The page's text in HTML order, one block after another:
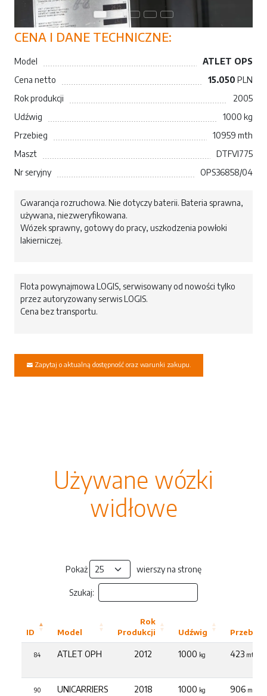
CENA I DANE TECHNICZNE:
Model
ATLET OPS
Cena netto
15.050 PLN
Rok produkcji
2005
Udźwig
1000 kg
Przebieg
10959 mth
Maszt
DTFVI775
Nr seryjny
OPS36858/04
Gwarancja rozruchowa. Nie dotyczy baterii. Bateria sprawna,
używana, niezweryfikowana.
Wózek sprawny, gotowy do pracy, uszkodzenia powłoki
lakierniczej.
Flota powynajmowa LOGIS, serwisowany od nowości tylko
przez autoryzowany serwis LOGIS.
Cena bez transportu.
Zapytaj o aktualną dostępność oraz warunki zakupu.
Używane wózki
widłowe
Pokaż wierszy na stronę
Szukaj:
ID Model
Rok
Produkcji
Udźwig Przebieg
84 ATLET OPH 2012 1000 kg 423 mth
90 UNICARRIERS 2018 1000 kg 906 mth